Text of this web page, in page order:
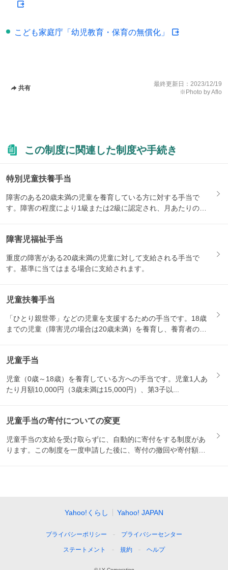
こども家庭庁「幼児教育・保育の無償化」
共有
最終更新日： 2023/12/19
※Photo by Aflo
この制度に関連した制度や手続き
特別児童扶養手当
障害のある20歳未満の児童を養育している方に対する手当で
す。障害の程度により1級または2級に認定され、月あたりの支
障害児福祉手当
重度の障害がある20歳未満の児童に対して支給される手当で
す。基準に当てはまる場合に支給されます。
児童扶養手当
「ひとり親世帯」などの児童を支援するための手当です。18歳
までの児童（障害児の場合は20歳未満）を養育し、養育者の所
児童手当
児童（0歳～18歳）を養育している方への手当です。児童1人あ
たり月額10,000円（3歳未満は15,000円）、第3子以...
児童手当の寄付についての変更
児童手当の支給を受け取らずに、自動的に寄付をする制度があ
ります。この制度を一度申請した後に、寄付の撤回や寄付額の
Yahoo!くらし Yahoo! JAPAN
プライバシーポリシー プライバシーセンター
ステートメント 規約 ヘルプ